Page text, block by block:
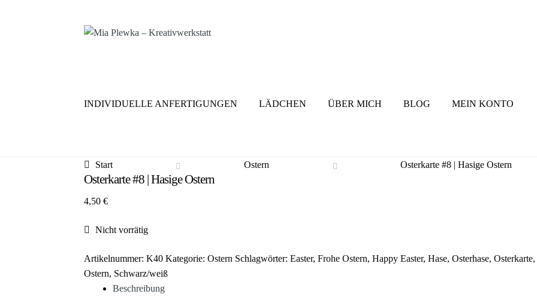
Zur
Zum
INDIVIDUELLE ANFERTIGUNGEN LÄDCHEN ÜBER MICH BLOG MEIN KONTO
Start Ostern Osterkarte #8 | Hasige Ostern
Osterkarte #8 | Hasige Ostern
4,50€
Nicht vorrätig
Artikelnummer:K40 Kategorie:Ostern Schlagwörter:Easter,Frohe Ostern,Happy Easter,Hase,Osterhase,Osterkarte,
Ostern, Schwarz/weiß
Beschreibung